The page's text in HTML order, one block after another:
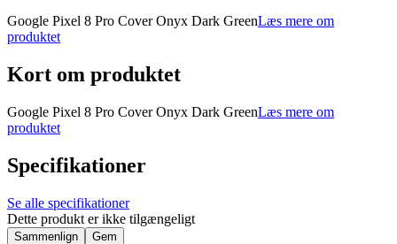
Google Pixel 8 Pro Cover Onyx Dark GreenLæs mere om
produktet
Kort om produktet
Google Pixel 8 Pro Cover Onyx Dark GreenLæs mere om
produktet
Specifikationer
Se alle specifikationer
Dette produkt er ikke tilgængeligt
Sammenlign Gem